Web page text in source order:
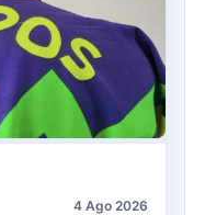
4 Ago 2026